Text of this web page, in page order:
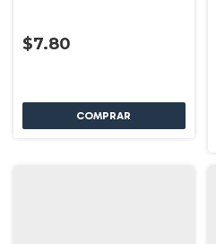
$7.80